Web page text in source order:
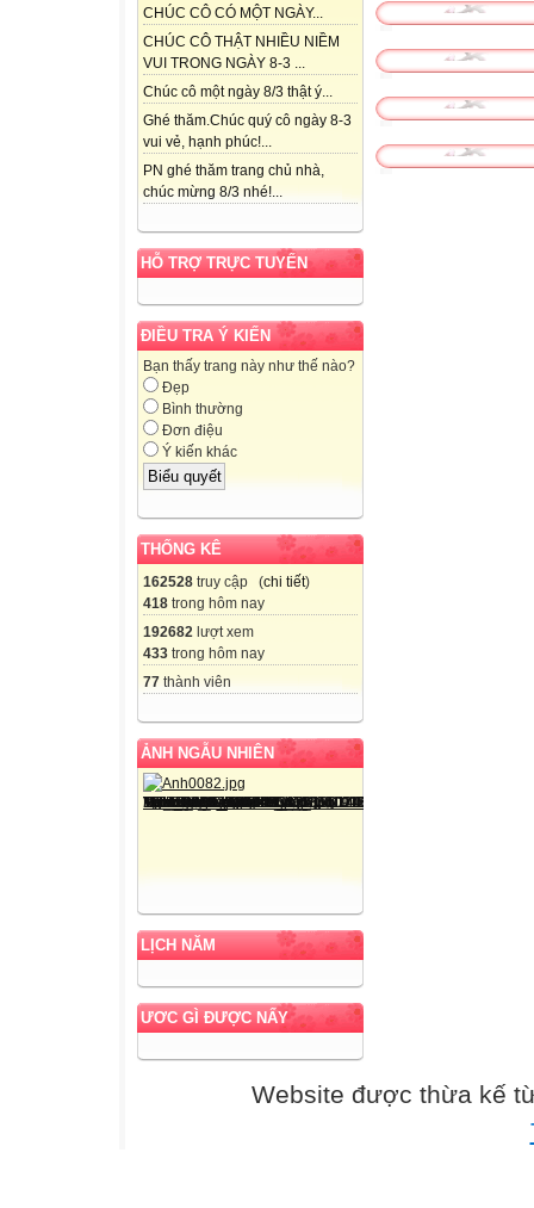
CHÚC CÔ CÓ MỘT NGÀY...
CHÚC CÔ THẬT NHIỀU NIỀM
VUI TRONG NGÀY 8-3 ...
Chúc cô một ngày 8/3 thật ý...
Ghé thăm.Chúc quý cô ngày 8-3
vui vẻ, hạnh phúc!...
PN ghé thăm trang chủ nhà,
chúc mừng 8/3 nhé!...
HỖ TRỢ TRỰC TUYẾN
ĐIỀU TRA Ý KIẾN
Bạn thấy trang này như thế nào?
Đẹp
Bình thường
Đơn điệu
Ý kiến khác
THỐNG KÊ
162528 truy cập (chi tiết)
418 trong hôm nay
192682 lượt xem
433 trong hôm nay
77 thành viên
ẢNH NGẪU NHIÊN
LỊCH NĂM
ƯƠC GÌ ĐƯỢC NẤY
Website được thừa kế